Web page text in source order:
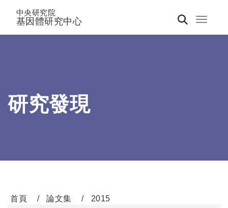
Toggle
中央研究院
基因體研究中心
研究發現
首頁 論文集
2015